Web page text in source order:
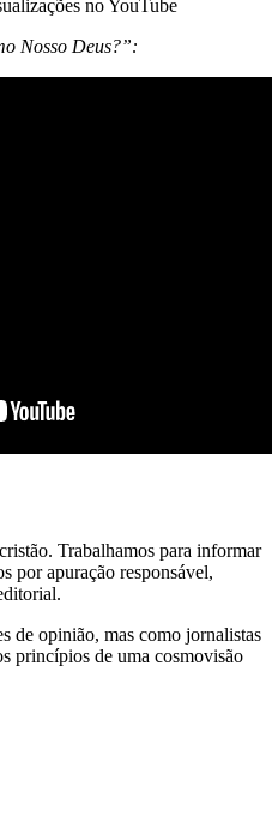
no YouTube
Nosso Deus?”:
Trabalhamos para informar
por apuração responsável,
de opinião, mas como jornalistas
princípios de uma cosmovisão